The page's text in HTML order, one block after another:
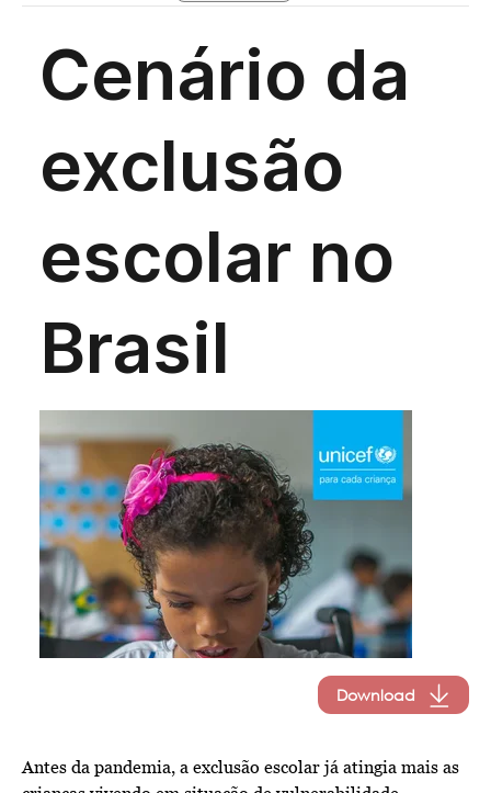
Antes da pandemia, a exclusão escolar já atingia mais as
Download